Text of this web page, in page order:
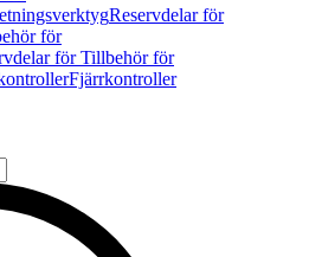
Reservdelar för
för
för Tillbehör för
Fjärrkontroller